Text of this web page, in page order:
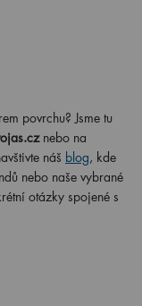
povrchu? Jsme tu
nebo na
náš blog, kde
nebo naše vybrané
otázky spojené s